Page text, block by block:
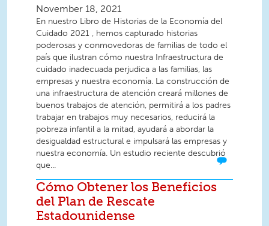
November 18, 2021
En nuestro Libro de Historias de la Economía del
Cuidado 2021 , hemos capturado historias
poderosas y conmovedoras de familias de todo el
país que ilustran cómo nuestra Infraestructura de
cuidado inadecuada perjudica a las familias, las
empresas y nuestra economía. La construcción de
una infraestructura de atención creará millones de
buenos trabajos de atención, permitirá a los padres
trabajar en trabajos muy necesarios, reducirá la
pobreza infantil a la mitad, ayudará a abordar la
desigualdad estructural e impulsará las empresas y
nuestra economía. Un estudio reciente descubrió
que...
Cómo Obtener los Beneficios
del Plan de Rescate
Estadounidense